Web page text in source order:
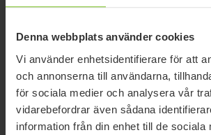
Denna webbplats använder cookies
Vi använder enhetsidentifierare för att
och annonserna till användarna,
för sociala medier och analysera vår
vidarebefordrar även sådana
information från din enhet till de sociala